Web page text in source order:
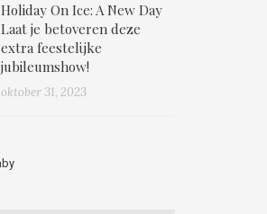
Holiday On Ice: A New Day
Laat je betoveren deze
extra feestelijke
jubileumshow!
oktober 31, 2023